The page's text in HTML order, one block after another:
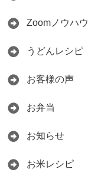
Zoomノウハウ
うどんレシピ
お客様の声
お弁当
お知らせ
お米レシピ